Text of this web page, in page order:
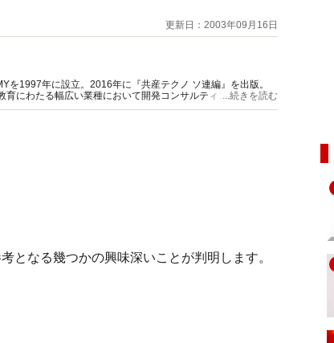
更新日：2003年09月16日
を1997年に設立。2016年に『共産テクノ ソ連編』を出版。
にわたる幅広い業種において開発コンサルティングに従事。
...続きを読む
となる幾つかの興味深いことが判明します。